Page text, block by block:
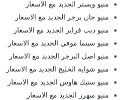
منيو ويستر الجديد مع الاسعار
منيو جان برجر الجديد مع الاسعار
منيو ديب فرايز الجديد مع الاسعار
منيو سينما موفي الجديد مع الاسعار
منيو اصل البرجر الجديد مع الاسعار
منيو شواية الخليج الجديد مع الاسعار
منيو ستيك هاوس الجديد مع الاسعار
منيو مبهرز الجديد مع الاسعار